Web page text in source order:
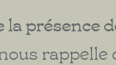
la présence
rappelle